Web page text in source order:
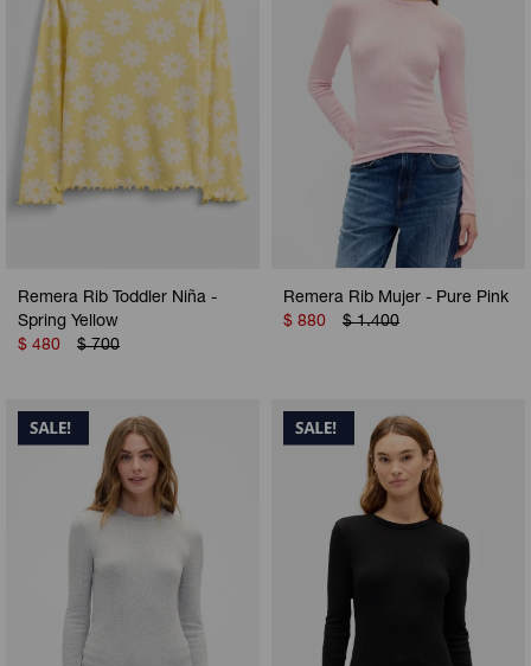
Remera Rib Toddler Niña -
Spring Yellow
$ 480 $ 700
Remera Rib Mujer - Pure Pink
$ 880 $ 1.400